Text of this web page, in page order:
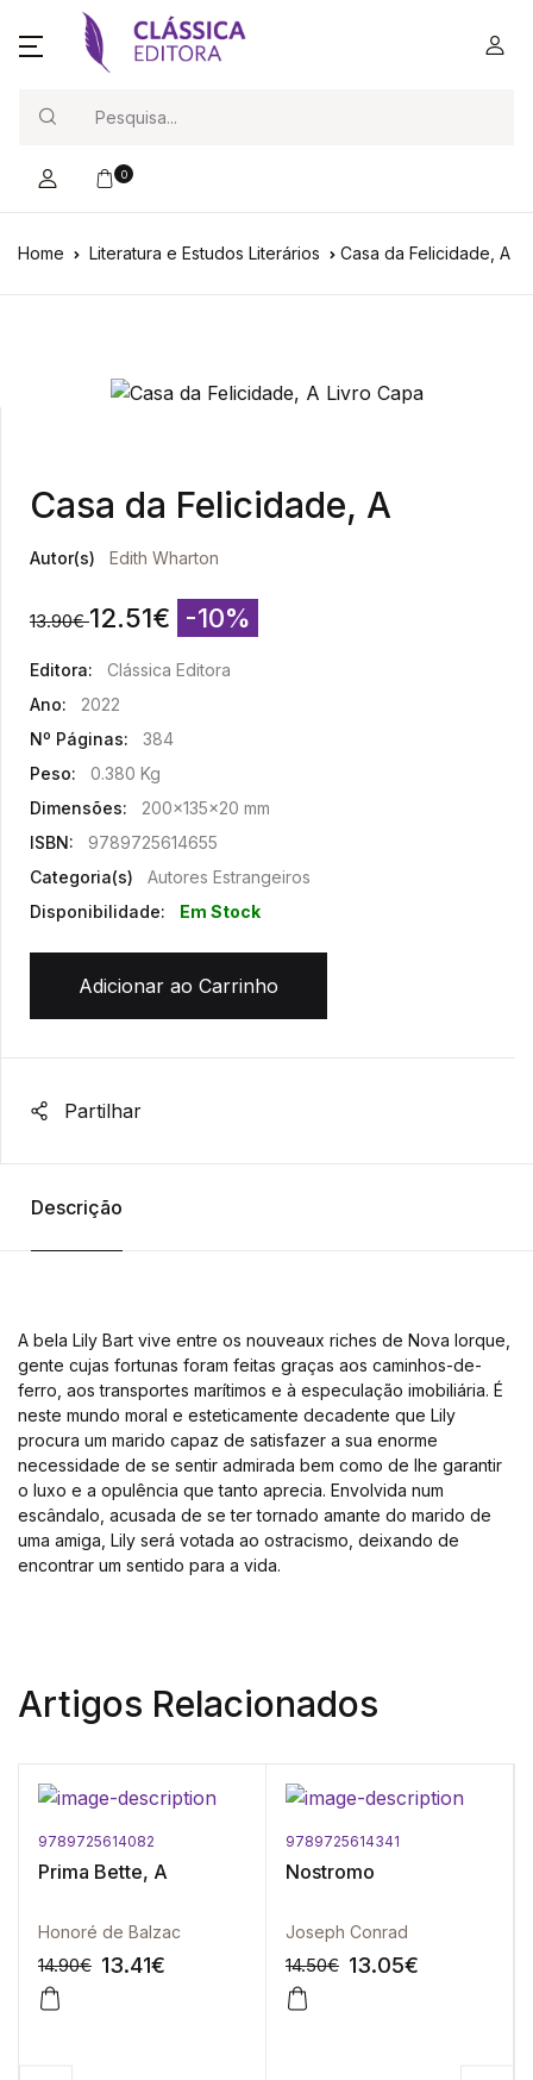
0
Home Literatura e Estudos Literários Casa da Felicidade, A
Casa da Felicidade, A
Autor(s) Edith Wharton
13.90€ 12.51€ -10%
Editora:
Clássica Editora
Ano:
2022
Nº Páginas:
384
Peso:
0.380 Kg
Dimensões:
200x135x20 mm
ISBN:
9789725614655
Categoria(s)
Autores Estrangeiros
Disponibilidade:
Em Stock
Adicionar ao Carrinho
Partilhar
Descrição
A bela Lily Bart vive entre os nouveaux riches de Nova Iorque,
gente cujas fortunas foram feitas graças aos caminhos-de-
ferro, aos transportes marítimos e à especulação imobiliária. É
neste mundo moral e esteticamente decadente que Lily
procura um marido capaz de satisfazer a sua enorme
necessidade de se sentir admirada bem como de lhe garantir
o luxo e a opulência que tanto aprecia. Envolvida num
escândalo, acusada de se ter tornado amante do marido de
uma amiga, Lily será votada ao ostracismo, deixando de
encontrar um sentido para a vida.
Artigos Relacionados
9789725614082
Prima Bette, A
Honoré de Balzac
14.90€ 13.41€
9789725614341
Nostromo
Joseph Conrad
14.50€ 13.05€